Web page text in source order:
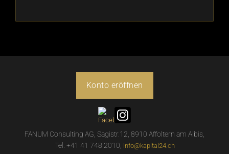
Konto eröffnen
FANUM Consulting AG, Sagistr.12, 8910 Affoltern am Albis,
Tel. +41 41 748 2010, info@kapital24.ch